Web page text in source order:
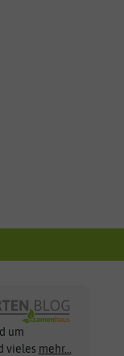
um
vieles mehr...